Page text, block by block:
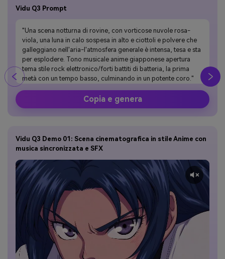
Vidu Q3 Prompt
"Una scena notturna di rovine, con vorticose nuvole rosa-
viola, una luna in calo sospesa in alto e ciottoli e polvere che
galleggiano nell'aria-l'atmosfera generale è intensa, tesa e sta
per esplodere. Tono musicale anime giapponese apertura
tema stile rock elettronico/forti battiti di batteria, la prima
metà con un tempo basso, culminando in un potente coro."
Copia e genera
Vidu Q3 Demo 01: Scena cinematografica in stile Anime con
musica sincronizzata e SFX